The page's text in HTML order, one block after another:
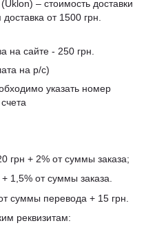
– стоимость доставки
от 1500 грн.
на сайте - 250 грн.
на р/с)
указать номер
грн + 2% от суммы заказа;
1,5% от суммы заказа.
суммы перевода + 15 грн.
реквизитам: